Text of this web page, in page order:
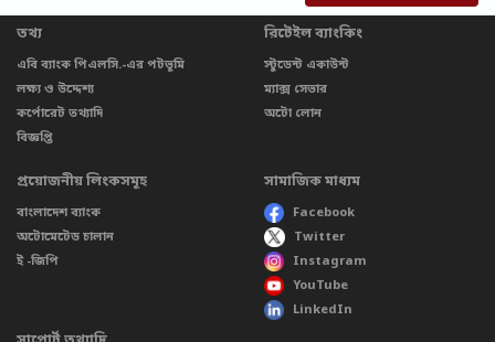
তথ্য
এবি ব্যাংক পিএলসি.-এর পটভূমি
লক্ষ্য ও উদ্দেশ্য
কর্পোরেট তথ্যাদি
বিজ্ঞপ্তি
রিটেইল ব্যাংকিং
স্টুডেন্ট একাউন্ট
ম্যাক্স সেভার
অটো লোন
প্রয়োজনীয় লিংকসমূহ
বাংলাদেশ ব্যাংক
অটোমেটেড চালান
ই -জিপি
সামাজিক মাধ্যম
Facebook
Twitter
Instagram
YouTube
LinkedIn